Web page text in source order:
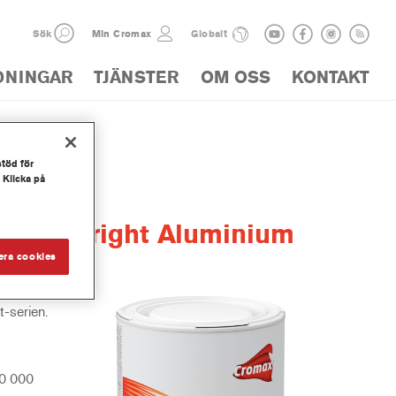
Sök Min Cromax Globalt
TJÄNSTER OM OSS KONTAKT
Bright Aluminium
serien.
000
för
på
cookies